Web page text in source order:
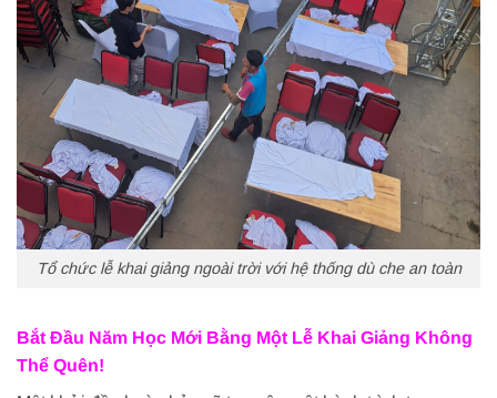
Tổ chức lễ khai giảng ngoài trời với hệ thống dù che an toàn
Bắt Đầu Năm Học Mới Bằng Một Lễ Khai Giảng Không
Thể Quên!